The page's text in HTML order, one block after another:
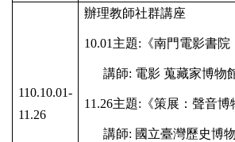
110.10.01-
11.26
辦理教師社群講座
10.01主題: 《南門電影書院
講師: 電影 蒐藏家博物
11.26主題: 《策展：聲音博
講師: 國立臺灣歷史博